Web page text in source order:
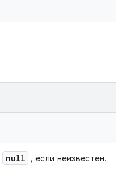
null , если неизвестен.